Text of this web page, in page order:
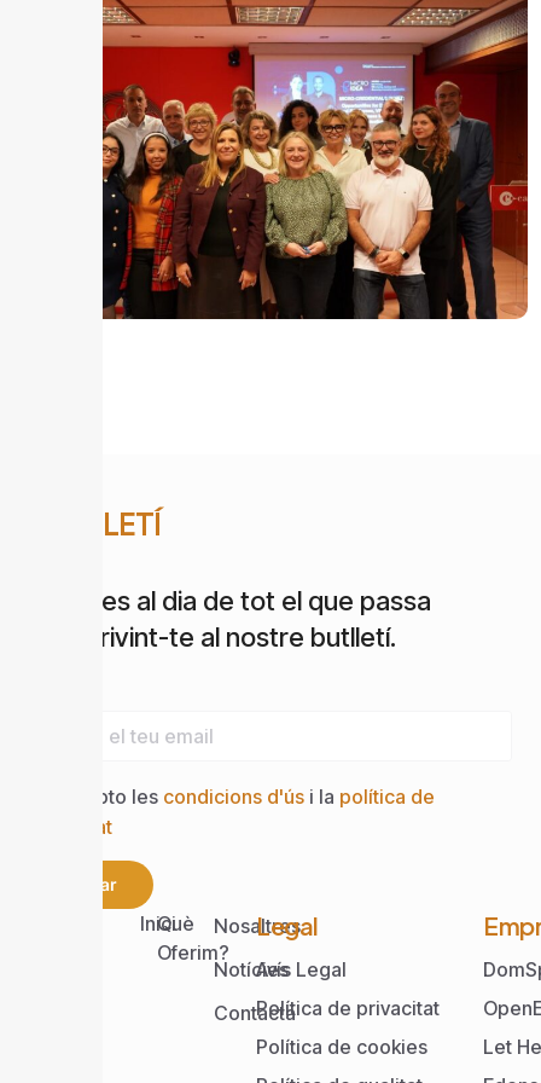
BUTLLETÍ
Estigues al dia de tot el que passa
subscrivint-te al nostre butlletí.
Accepto les condicions d'ús i la política de
privacitat
Enviar
IniciQuè
Oferim?
Nosaltres
Notícies
Contacta
Legal
Avís Legal
Política de privacitat
Política de cookies
Let